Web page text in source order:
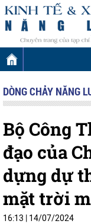
DÒNG CHẢY NĂNG
Bộ Công
đạo của
dựng dự
mặt trời
16:13 14/07/2024